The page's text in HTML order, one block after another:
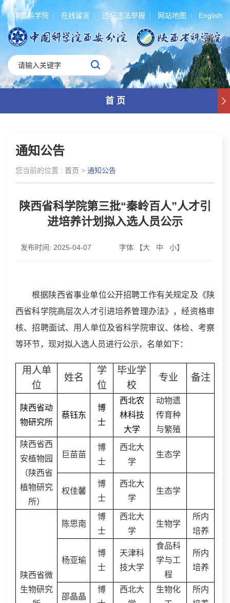
中国科学院 在线留言 违纪违法举报 网站地图 English
首 页
通知公告
您当前的位置 : 首页 > 通知公告
陕西省科学院第三批“秦岭百人”人才引
进培养计划拟入选人员公示
发布时间: 2025-04-07 字体 【大 中 小】
根据陕西省事业单位公开招聘工作有关规定及《陕
西省科学院高层次人才引进培养管理办法》，经资格审
核、招聘面试、用人单位及省科学院审议、体检、考察
等环节，现对拟入选人员进行公示，名单如下：
用人单
位
姓名
学
位
毕业学
校
专业 备注
陕西省动
物研究所
蔡钰东
博
士
西北农
林科技
大学
动物遗
传育种
与繁殖
陕西省西
安植物园
（陕西省
植物研究
所）
巨苗苗
博
士
西北大
学
生态学
权佳馨
博
士
西北大
学
生态学
陕西省微
生物研究
陈思南
博
士
西北大
学
生物学
所内
培养
杨亚瑜
博
士
天津科
技大学
食品科
学与工
程
所内
培养
邵晶晶
博
西北大
生物化
所内